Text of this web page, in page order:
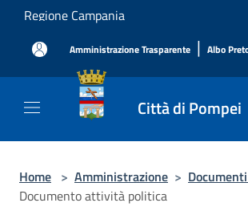
Salta al contenuto principale
Regione Campania
Amministrazione Trasparente | Albo
Città di Pompei
Home > Amministrazione >
Documento attività politica